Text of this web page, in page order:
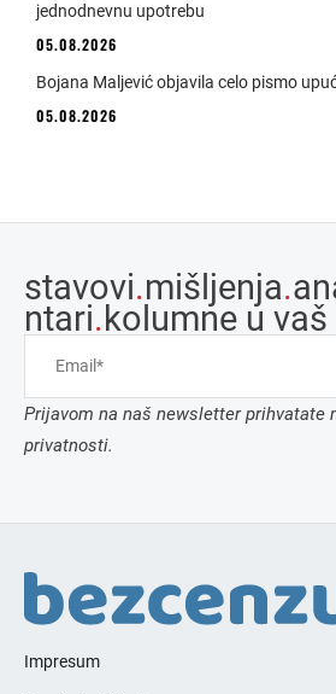
jednodnevnu upotrebu
05.08.2026
Bojana Maljević objavila celo pismo
05.08.2026
stavovi.mišljenja.
ntari.kolumne u
Prijavom na naš newsletter prihvatate
privatnosti.
Impresum